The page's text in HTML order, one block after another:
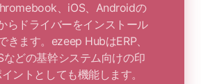
、iOS、Androidの
らドライバーをインストール
きます。ezeep HubはERP、
などの基幹システム向けの印
ントとしても機能します。